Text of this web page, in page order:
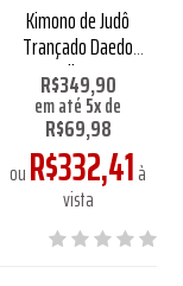
Kimono de Judô
Trançado Daedo
Silver
R$349,90
em até5xde
R$69,98
ouR$332,41à
vista